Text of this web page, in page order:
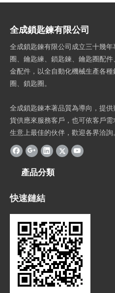
全成鎖匙鍊有限公司
全成鎖匙鍊有限公司成立三十幾
圈、鑰匙練、鎖匙鍊、鑰匙圈配
金配件，以全自動化機械生產各
圈、鎖匙圈。
全成鎖匙鍊本著品質為導向，提
貨供應來服務客戶，也可依客戶
生意上最佳的伙伴，歡迎各界洽詢
產品分類
快速鏈結